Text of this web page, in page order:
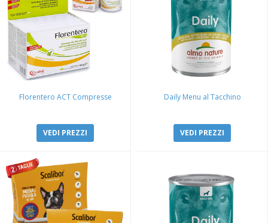
Florentero ACT Compresse
VEDI PREZZI
Daily Menu al Tacchino
VEDI PREZZI